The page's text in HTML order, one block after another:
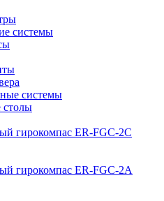
ADClab
системы
системы
столы
гирокомпас ER-FGC-2C
гирокомпас ER-FGC-2A